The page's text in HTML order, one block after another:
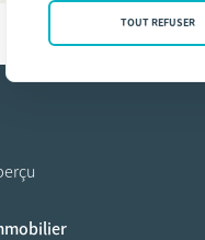
TOUT REFUSER